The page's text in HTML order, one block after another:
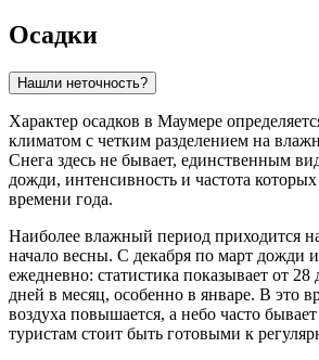
Осадки
Нашли неточность?
Характер осадков в Маумере
климатом с четким разделением на
Снега здесь не бывает, единственным
дожди, интенсивность и частота которых
времени года.
Наиболее влажный период приходится
начало весны. С декабря по март дожди
ежедневно: статистика показывает от
дней в месяц, особенно в январе. В это
воздуха повышается, а небо часто
туристам стоит быть готовыми к